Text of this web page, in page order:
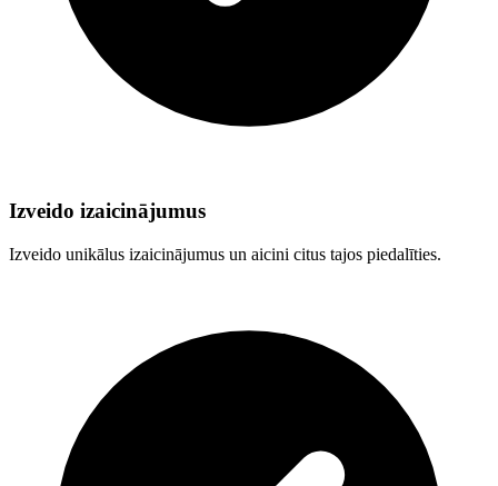
Izveido izaicinājumus
Izveido unikālus izaicinājumus un aicini citus tajos piedalīties.